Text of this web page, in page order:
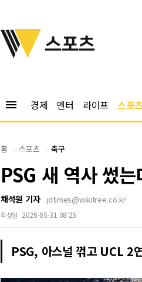
위키트리
스포츠
menu 경제 엔터 라이프 스포츠
홈 스포츠 축구
PSG 새 역사 썼
채석원 기자 jdtimes@wikitree.co.kr
작성일 2026-05-31 08:25
PSG, 아스널 꺾고 UCL 2